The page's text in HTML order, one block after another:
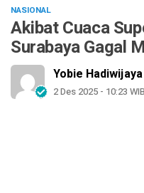
NASIONAL
Akibat Cuaca
Surabaya Gagal
Yobie Hadiwijaya
2 Des 2025 - 10:23 WIB